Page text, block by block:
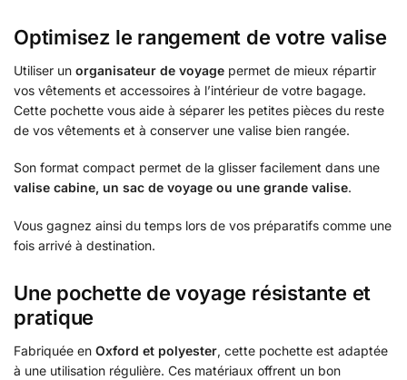
Optimisez le rangement de votre valise
Utiliser un organisateur de voyage permet de mieux répartir
vos vêtements et accessoires à l’intérieur de votre bagage.
Cette pochette vous aide à séparer les petites pièces du reste
de vos vêtements et à conserver une valise bien rangée.
Son format compact permet de la glisser facilement dans une
valise cabine, un sac de voyage ou une grande valise.
Vous gagnez ainsi du temps lors de vos préparatifs comme une
fois arrivé à destination.
Une pochette de voyage résistante et
pratique
Fabriquée en Oxford et polyester, cette pochette est adaptée
à une utilisation régulière. Ces matériaux offrent un bon